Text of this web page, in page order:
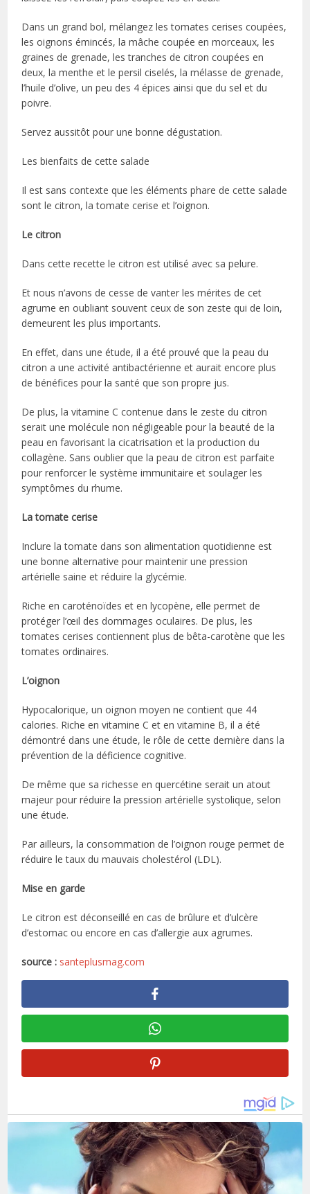
Dans un grand bol, mélangez les tomates cerises coupées,
les oignons émincés, la mâche coupée en morceaux, les
graines de grenade, les tranches de citron coupées en
deux, la menthe et le persil ciselés, la mélasse de grenade,
l’huile d’olive, un peu des 4 épices ainsi que du sel et du
poivre.
Servez aussitôt pour une bonne dégustation.
Les bienfaits de cette salade
Il est sans contexte que les éléments phare de cette salade
sont le citron, la tomate cerise et l’oignon.
Le citron
Dans cette recette le citron est utilisé avec sa pelure.
Et nous n’avons de cesse de vanter les mérites de cet
agrume en oubliant souvent ceux de son zeste qui de loin,
demeurent les plus importants.
En effet, dans une étude, il a été prouvé que la peau du
citron a une activité antibactérienne et aurait encore plus
de bénéfices pour la santé que son propre jus.
De plus, la vitamine C contenue dans le zeste du citron
serait une molécule non négligeable pour la beauté de la
peau en favorisant la cicatrisation et la production du
collagène. Sans oublier que la peau de citron est parfaite
pour renforcer le système immunitaire et soulager les
symptômes du rhume.
La tomate cerise
Inclure la tomate dans son alimentation quotidienne est
une bonne alternative pour maintenir une pression
artérielle saine et réduire la glycémie.
Riche en caroténoïdes et en lycopène, elle permet de
protéger l’œil des dommages oculaires. De plus, les
tomates cerises contiennent plus de bêta-carotène que les
tomates ordinaires.
L’oignon
Hypocalorique, un oignon moyen ne contient que 44
calories. Riche en vitamine C et en vitamine B, il a été
démontré dans une étude, le rôle de cette dernière dans la
prévention de la déficience cognitive.
De même que sa richesse en quercétine serait un atout
majeur pour réduire la pression artérielle systolique, selon
une étude.
Par ailleurs, la consommation de l’oignon rouge permet de
réduire le taux du mauvais cholestérol (LDL).
Mise en garde
Le citron est déconseillé en cas de brûlure et d’ulcère
d’estomac ou encore en cas d’allergie aux agrumes.
source : santeplusmag.com